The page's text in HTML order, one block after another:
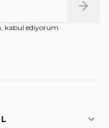
kabul ediyorum.